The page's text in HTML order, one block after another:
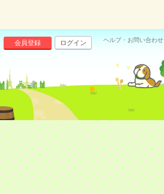
会員登録 ログイン ヘルプ・お問い合わせ